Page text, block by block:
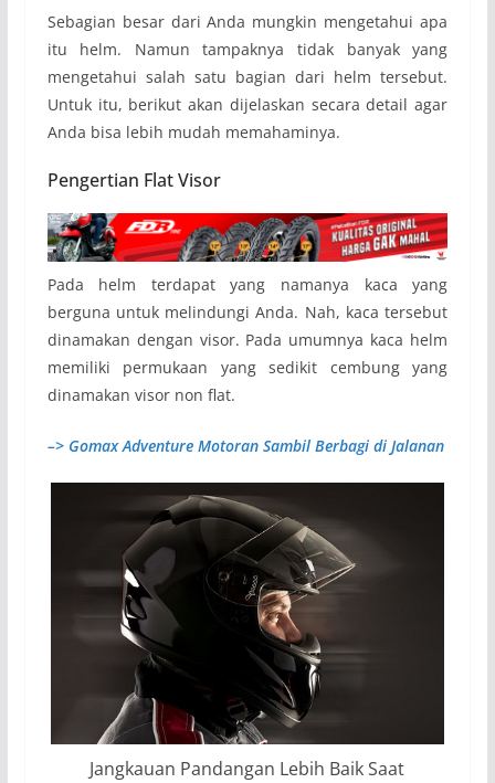
Sebagian besar dari Anda mungkin mengetahui apa
itu helm. Namun tampaknya tidak banyak yang
mengetahui salah satu bagian dari helm tersebut.
Untuk itu, berikut akan dijelaskan secara detail agar
Anda bisa lebih mudah memahaminya.
Pengertian Flat Visor
Pada helm terdapat yang namanya kaca yang
berguna untuk melindungi Anda. Nah, kaca tersebut
dinamakan dengan visor. Pada umumnya kaca helm
memiliki permukaan yang sedikit cembung yang
dinamakan visor non flat.
–> Gomax Adventure Motoran Sambil Berbagi di Jalanan
Jangkauan Pandangan Lebih Baik Saat